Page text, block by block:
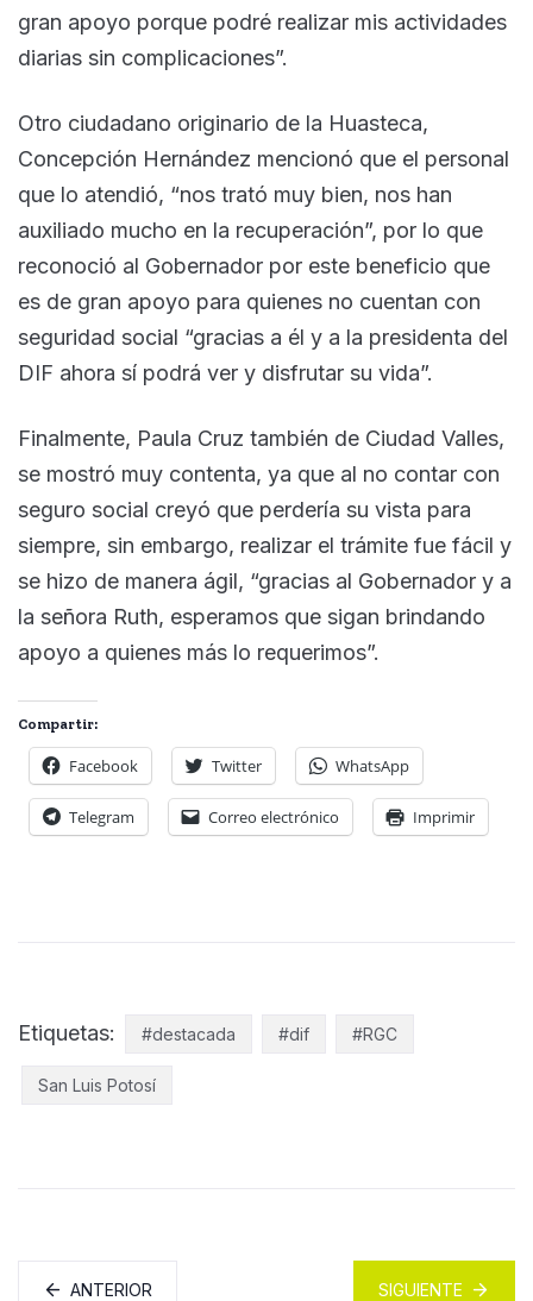
gran apoyo porque podré realizar mis actividades
diarias sin complicaciones”.
Otro ciudadano originario de la Huasteca,
Concepción Hernández mencionó que el personal
que lo atendió, “nos trató muy bien, nos han
auxiliado mucho en la recuperación”, por lo que
reconoció al Gobernador por este beneficio que
es de gran apoyo para quienes no cuentan con
seguridad social “gracias a él y a la presidenta del
DIF ahora sí podrá ver y disfrutar su vida”.
Finalmente, Paula Cruz también de Ciudad Valles,
se mostró muy contenta, ya que al no contar con
seguro social creyó que perdería su vista para
siempre, sin embargo, realizar el trámite fue fácil y
se hizo de manera ágil, “gracias al Gobernador y a
la señora Ruth, esperamos que sigan brindando
apoyo a quienes más lo requerimos”.
Compartir:
Facebook Twitter WhatsApp
Telegram Correo electrónico Imprimir
Etiquetas: #destacada #dif #RGC
San Luis Potosí
ANTERIOR SIGUIENTE